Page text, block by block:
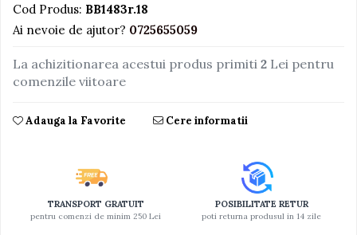
Saltelute si centre de activitati
Seturi de doctor
Vehicule de constructii
Cod Produs: BB1483r.18
Ai nevoie de ajutor? 0725655059
La achizitionarea acestui produs primiti 2 Lei pentru
comenzile viitoare
Adauga la Favorite Cere informatii
TRANSPORT GRATUIT
pentru comenzi de minim 250 Lei
POSIBILITATE RETUR
poti returna produsul in 14 zile